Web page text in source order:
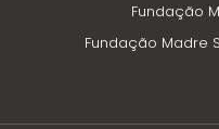
Fundação
Fundação Madre